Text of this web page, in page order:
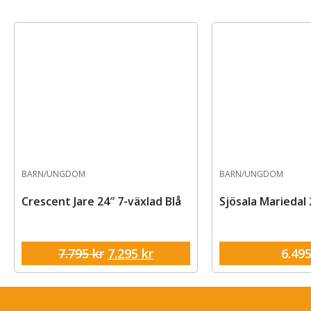
BARN/UNGDOM
Crescent Jare 24″ 7-växlad Blå
7.795kr 7.295 kr
BARN/UNGDOM
Sjösala Mariedal